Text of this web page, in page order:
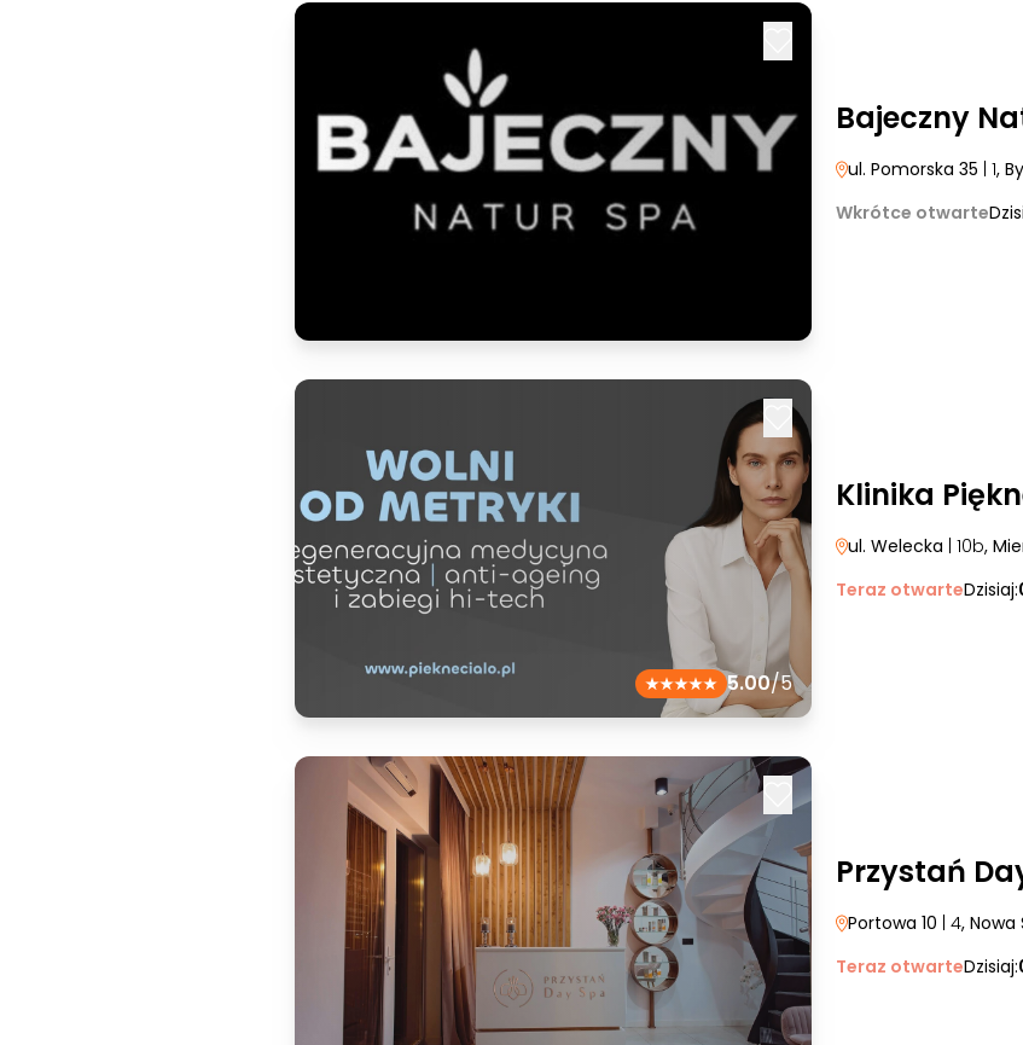
Bajeczny
ul. Pomorska 35 | 1,
Wkrótce otwarte
5.00/5
Klinika
ul. Welecka | 10b,
Teraz otwarteDzisiaj:
Przystań
Portowa 10 | 4, Nowa
Teraz otwarteDzisiaj: